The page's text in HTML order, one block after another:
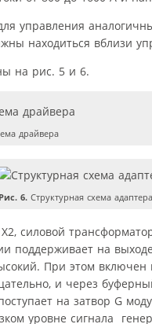
управления
находиться вблизи
на рис. 5 и 6.
драйвера
Рис. 6. Структурная схема адаптера
силовой
на
При этом включен
и через
на затвор G
уровне сигнала